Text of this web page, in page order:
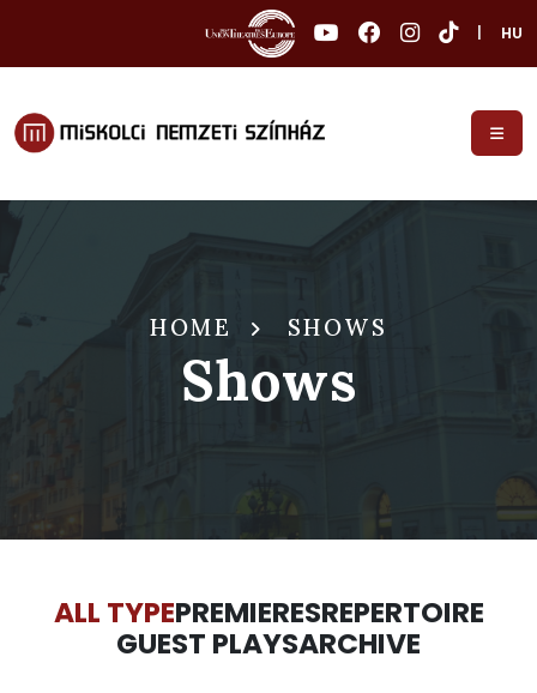
HU
HOME SHOWS
Shows
ALL TYPEPREMIERESREPERTOIRE
GUEST PLAYSARCHIVE